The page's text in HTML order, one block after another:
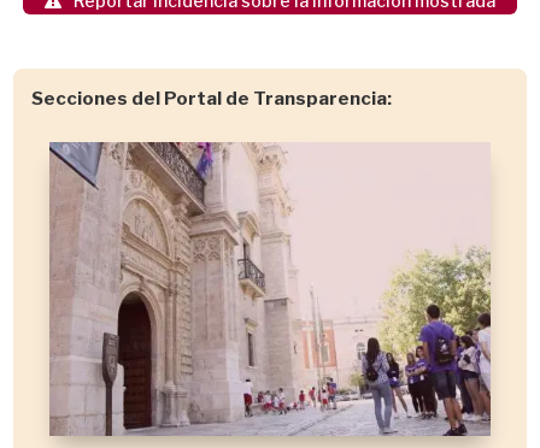
Secciones del Portal de Transparencia: